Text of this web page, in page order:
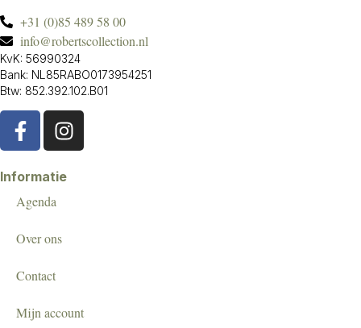
+31 (0)85 489 58 00
info@robertscollection.nl
KvK: 56990324
Bank: NL85RABO0173954251
Btw: 852.392.102.B01
Informatie
Agenda
Over ons
Contact
Mijn account